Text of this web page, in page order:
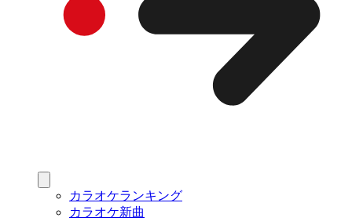
カラオケランキング
カラオケ新曲